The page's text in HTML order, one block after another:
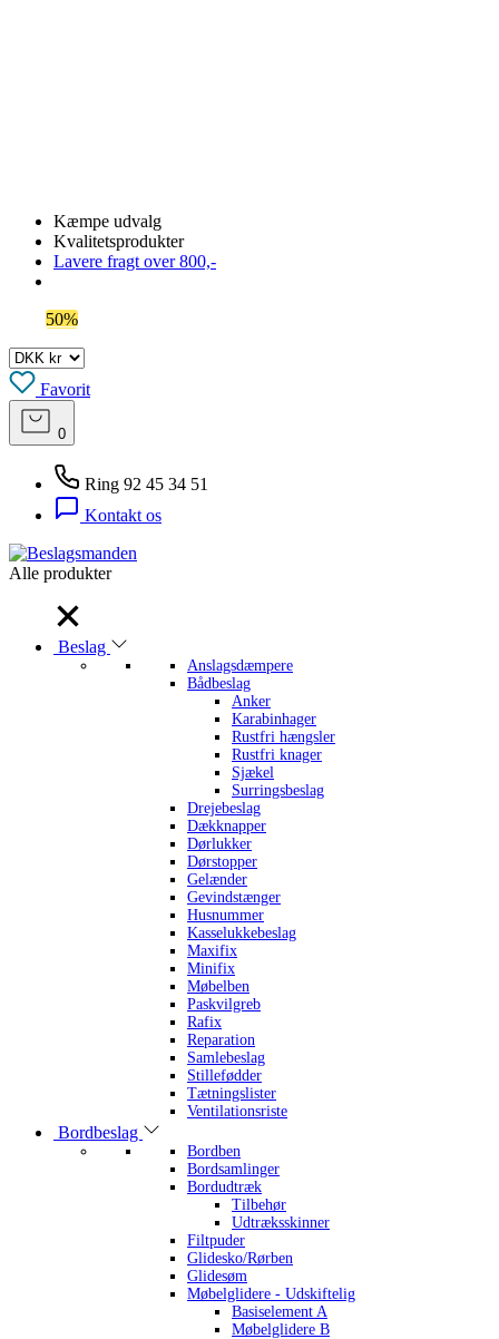
Kæmpe udvalg
Kvalitetsprodukter
Lavere fragt over 800,-
50%
Favorit
0
Ring 92 45 34 51
Kontakt os
Alle produkter
Beslag
Anslagsdæmpere
Bådbeslag
Anker
Karabinhager
Rustfri hængsler
Rustfri knager
Sjækel
Surringsbeslag
Drejebeslag
Dækknapper
Dørlukker
Dørstopper
Gelænder
Gevindstænger
Husnummer
Kasselukkebeslag
Maxifix
Minifix
Møbelben
Paskvilgreb
Rafix
Reparation
Samlebeslag
Stillefødder
Tætningslister
Ventilationsriste
Bordbeslag
Bordben
Bordsamlinger
Bordudtræk
Tilbehør
Udtræksskinner
Filtpuder
Glidesko/Rørben
Glidesøm
Møbelglidere - Udskiftelig
Basiselement A
Møbelglidere B